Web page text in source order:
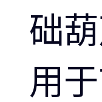
础葫
用